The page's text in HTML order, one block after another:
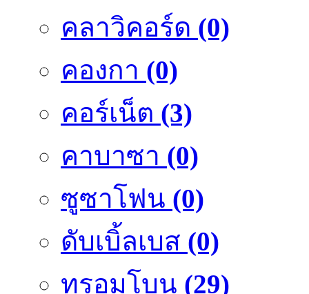
คลาวิคอร์ด (0)
คองกา (0)
คอร์เน็ต (3)
คาบาซา (0)
ซูซาโฟน (0)
ดับเบิ้ลเบส (0)
ทรอมโบน (29)